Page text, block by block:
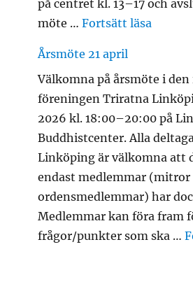
på centret kl. 13–17 och
möte …Fortsätt läsa
Årsmöte 21 april
Välkomna på årsmöte i den
föreningen Triratna
2026 kl. 18:00–20:00 på
Buddhistcenter. Alla
Linköping är välkomna att
endast medlemmar (mitror
ordensmedlemmar) har
Medlemmar kan föra fram
frågor/punkter som ska …